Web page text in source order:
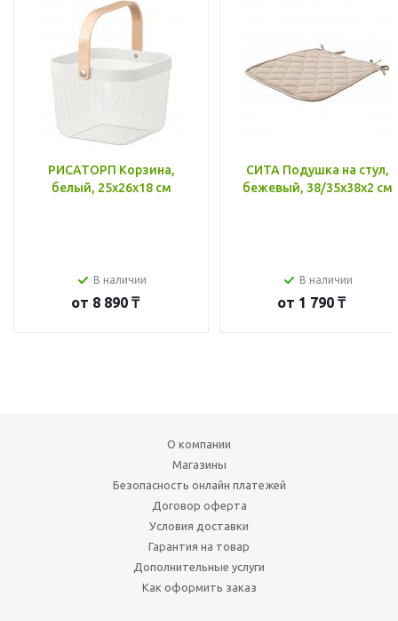
РИСАТОРП Корзина,
белый, 25x26x18 см
В наличии
от 8 890 ₸
СИТА Подушка на стул,
бежевый, 38/35x38x2 см
В наличии
от 1 790 ₸
О компании
Магазины
Безопасность онлайн платежей
Договор оферта
Условия доставки
Гарантия на товар
Дополнительные услуги
Как оформить заказ